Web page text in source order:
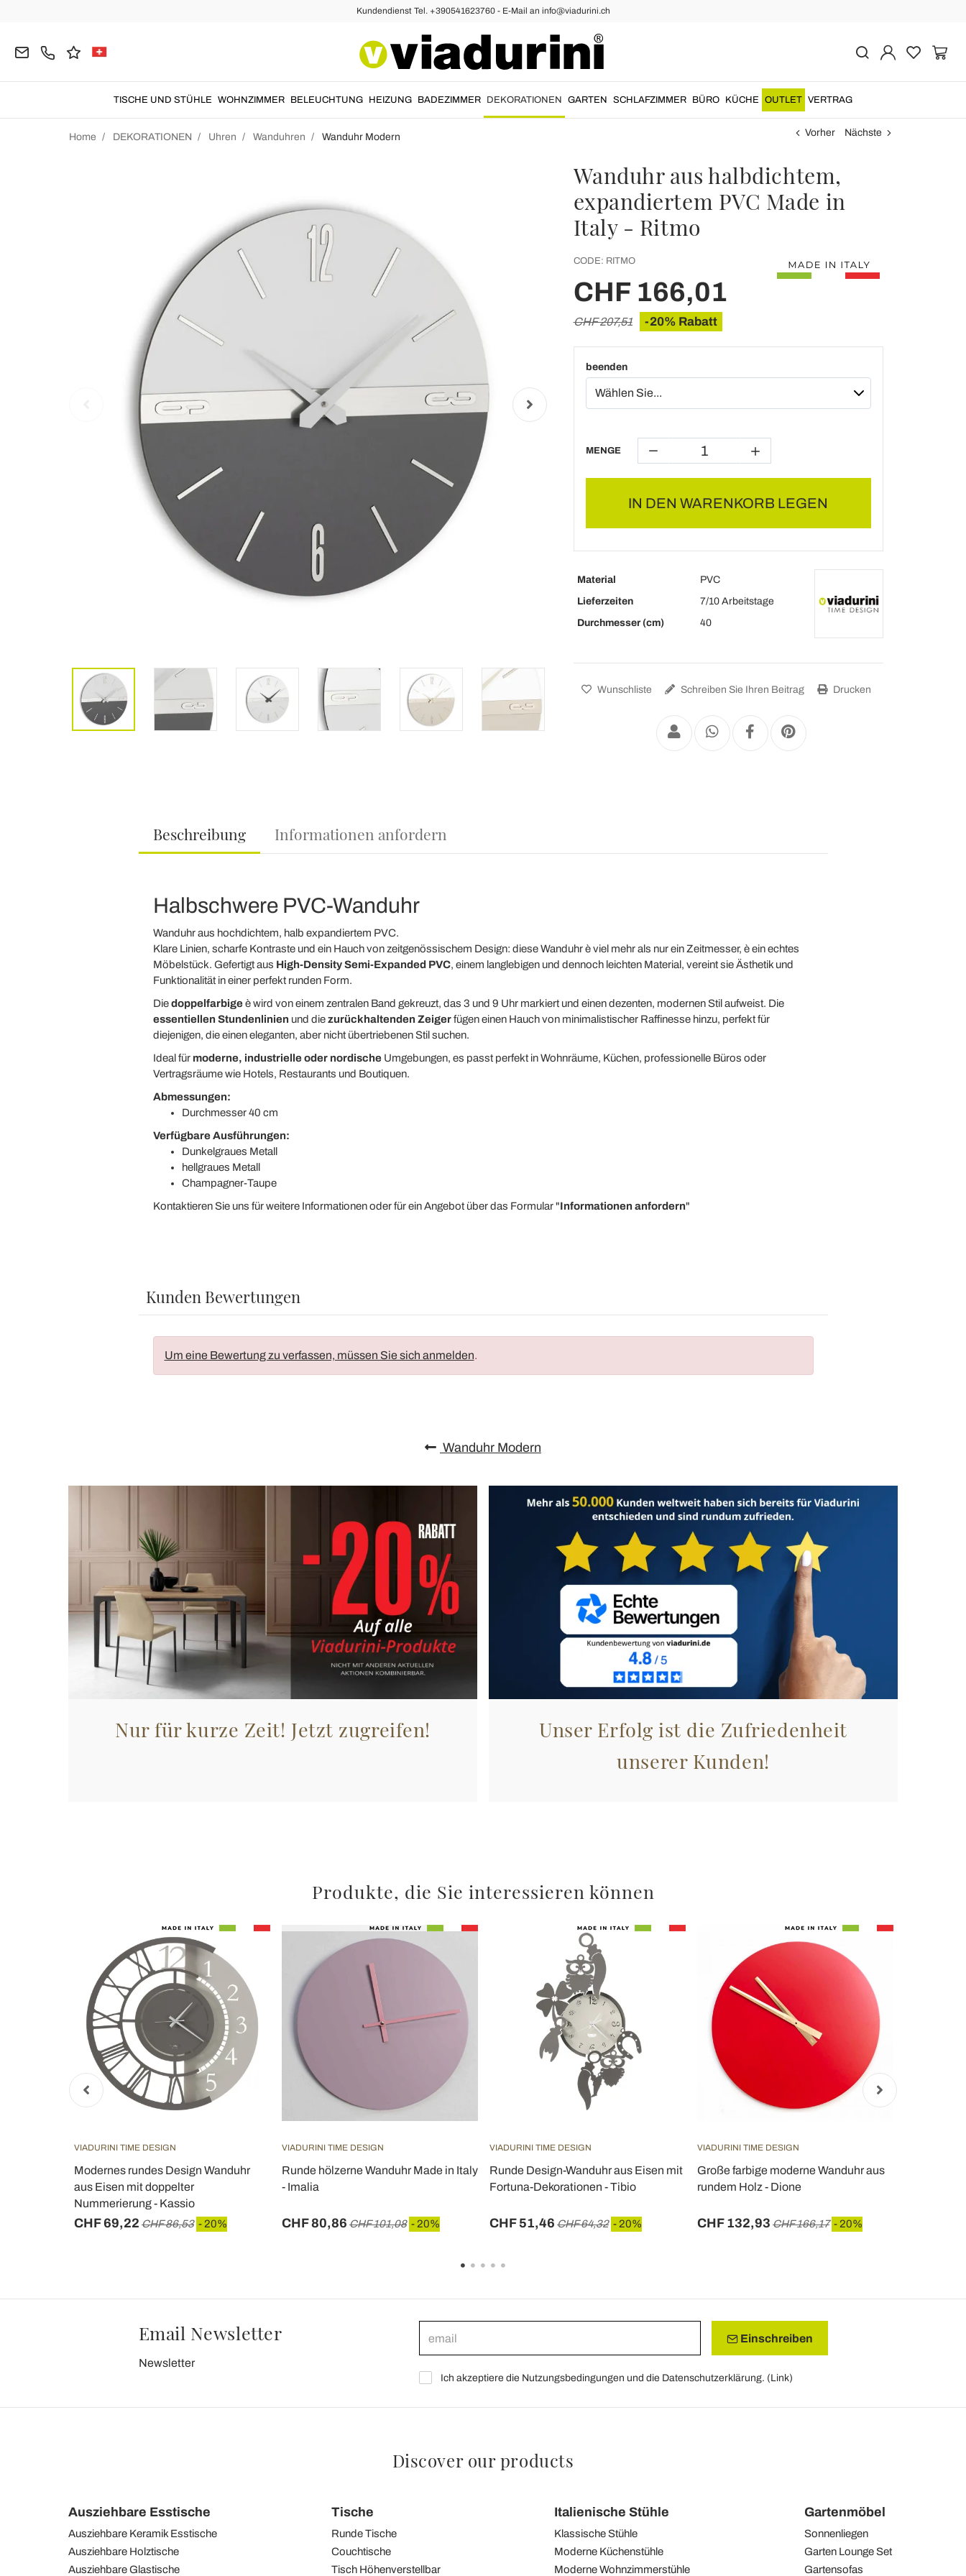
Kundendienst Tel. +390541623760 - E-Mail an info@viadurini.ch
TISCHE UND STÜHLE WOHNZIMMER BELEUCHTUNG HEIZUNG BADEZIMMER DEKORATIONEN GARTEN SCHLAFZIMMER BÜRO KÜCHE OUTLET VERTRAG
Home DEKORATIONEN Uhren Wanduhren Wanduhr Modern Vorher Nächste
Wanduhr aus halbdichtem,
expandiertem PVC Made in
Italy - Ritmo
CODE: RITMO
CHF 166,01
CHF 207,51 -20% Rabatt
beenden
MENGE
IN DEN WARENKORB LEGEN
Material
PVC
Lieferzeiten
7/10 Arbeitstage
Durchmesser (cm)
40
Wunschliste Schreiben Sie Ihren Beitrag Drucken
Beschreibung Informationen anfordern
Halbschwere PVC-Wanduhr
Wanduhr aus hochdichtem, halb expandiertem PVC.
Klare Linien, scharfe Kontraste und ein Hauch von zeitgenössischem Design: diese Wanduhr è viel mehr als nur ein Zeitmesser, è ein echtes
Möbelstück. Gefertigt aus High-Density Semi-Expanded PVC, einem langlebigen und dennoch leichten Material, vereint sie Ästhetik und
Funktionalität in einer perfekt runden Form.
Diedoppelfarbigeè wird von einem zentralen Band gekreuzt, das 3 und 9 Uhr markiert und einen dezenten, modernen Stil aufweist. Die
essentiellen Stundenlinien und diezurückhaltenden Zeigerfügen einen Hauch von minimalistischer Raffinesse hinzu, perfekt für
diejenigen, die einen eleganten, aber nicht übertriebenen Stil suchen.
Ideal für moderne, industrielle oder nordischeUmgebungen, es passt perfekt in Wohnräume, Küchen, professionelle Büros oder
Vertragsräume wie Hotels, Restaurants und Boutiquen.
Abmessungen:
Durchmesser 40 cm
Verfügbare Ausführungen:
Dunkelgraues Metall
hellgraues Metall
Champagner-Taupe
Kontaktieren Sie uns für weitere Informationen oder für ein Angebot über das Formular "Informationen anfordern"
Kunden Bewertungen
Um eine Bewertung zu verfassen, müssen Sie sich anmelden.
Wanduhr Modern
Nur für kurze Zeit! Jetzt zugreifen!
Unser Erfolg ist die Zufriedenheit
unserer Kunden!
Produkte, die Sie interessieren können
VIADURINI TIME DESIGN
Modernes rundes Design Wanduhr
aus Eisen mit doppelter
Nummerierung - Kassio
CHF 69,22 CHF 86,53 - 20%
VIADURINI TIME DESIGN
Runde hölzerne Wanduhr Made in Italy
- Imalia
CHF 80,86 CHF 101,08 - 20%
VIADURINI TIME DESIGN
Runde Design-Wanduhr aus Eisen mit
Fortuna-Dekorationen - Tibio
CHF 51,46 CHF 64,32 - 20%
VIADURINI TIME DESIGN
Große farbige moderne Wanduhr aus
rundem Holz - Dione
CHF 132,93 CHF 166,17 - 20%
Email Newsletter
Newsletter
Einschreiben
Ich akzeptiere die Nutzungsbedingungen und die Datenschutzerklärung. (Link)
Discover our products
Ausziehbare Esstische
Ausziehbare Keramik Esstische
Ausziehbare Holztische
Ausziehbare Glastische
Tische
Runde Tische
Couchtische
Tisch Höhenverstellbar
Italienische Stühle
Klassische Stühle
Moderne Küchenstühle
Moderne Wohnzimmerstühle
Gartenmöbel
Sonnenliegen
Garten Lounge Set
Gartensofas